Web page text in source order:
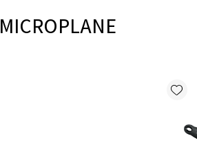
MICROPLANE
Add wishlist